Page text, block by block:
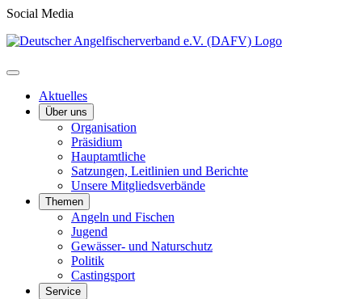
Social Media
Aktuelles
Über uns
Organisation
Präsidium
Hauptamtliche
Satzungen, Leitlinien und Berichte
Unsere Mitgliedsverbände
Themen
Angeln und Fischen
Jugend
Gewässer- und Naturschutz
Politik
Castingsport
Service